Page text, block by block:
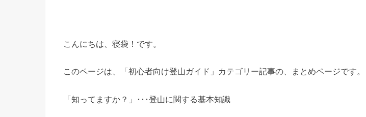
こんにちは、寝袋！です。
このページは、「初心者向け登山ガイド」カテゴリー記事の、まとめページです。
「知ってますか？」･･･登山に関する基本知識